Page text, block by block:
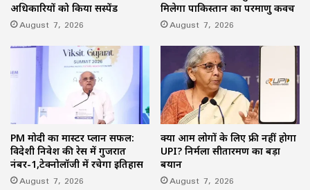
अधिकारियों को किया सस्पेंड
August 7, 2026
मिलेगा पाकिस्तान का परमाणु कवच
August 7, 2026
PM मोदी का मास्टर प्लान सफल:
विदेशी निवेश की रेस में गुजरात
नंबर-1,टेक्नोलॉजी में रचेगा इतिहास
August 7, 2026
क्या आम लोगों के लिए फ्री नहीं होगा
UPI? निर्मला सीतारमण का बड़ा
बयान
August 7, 2026